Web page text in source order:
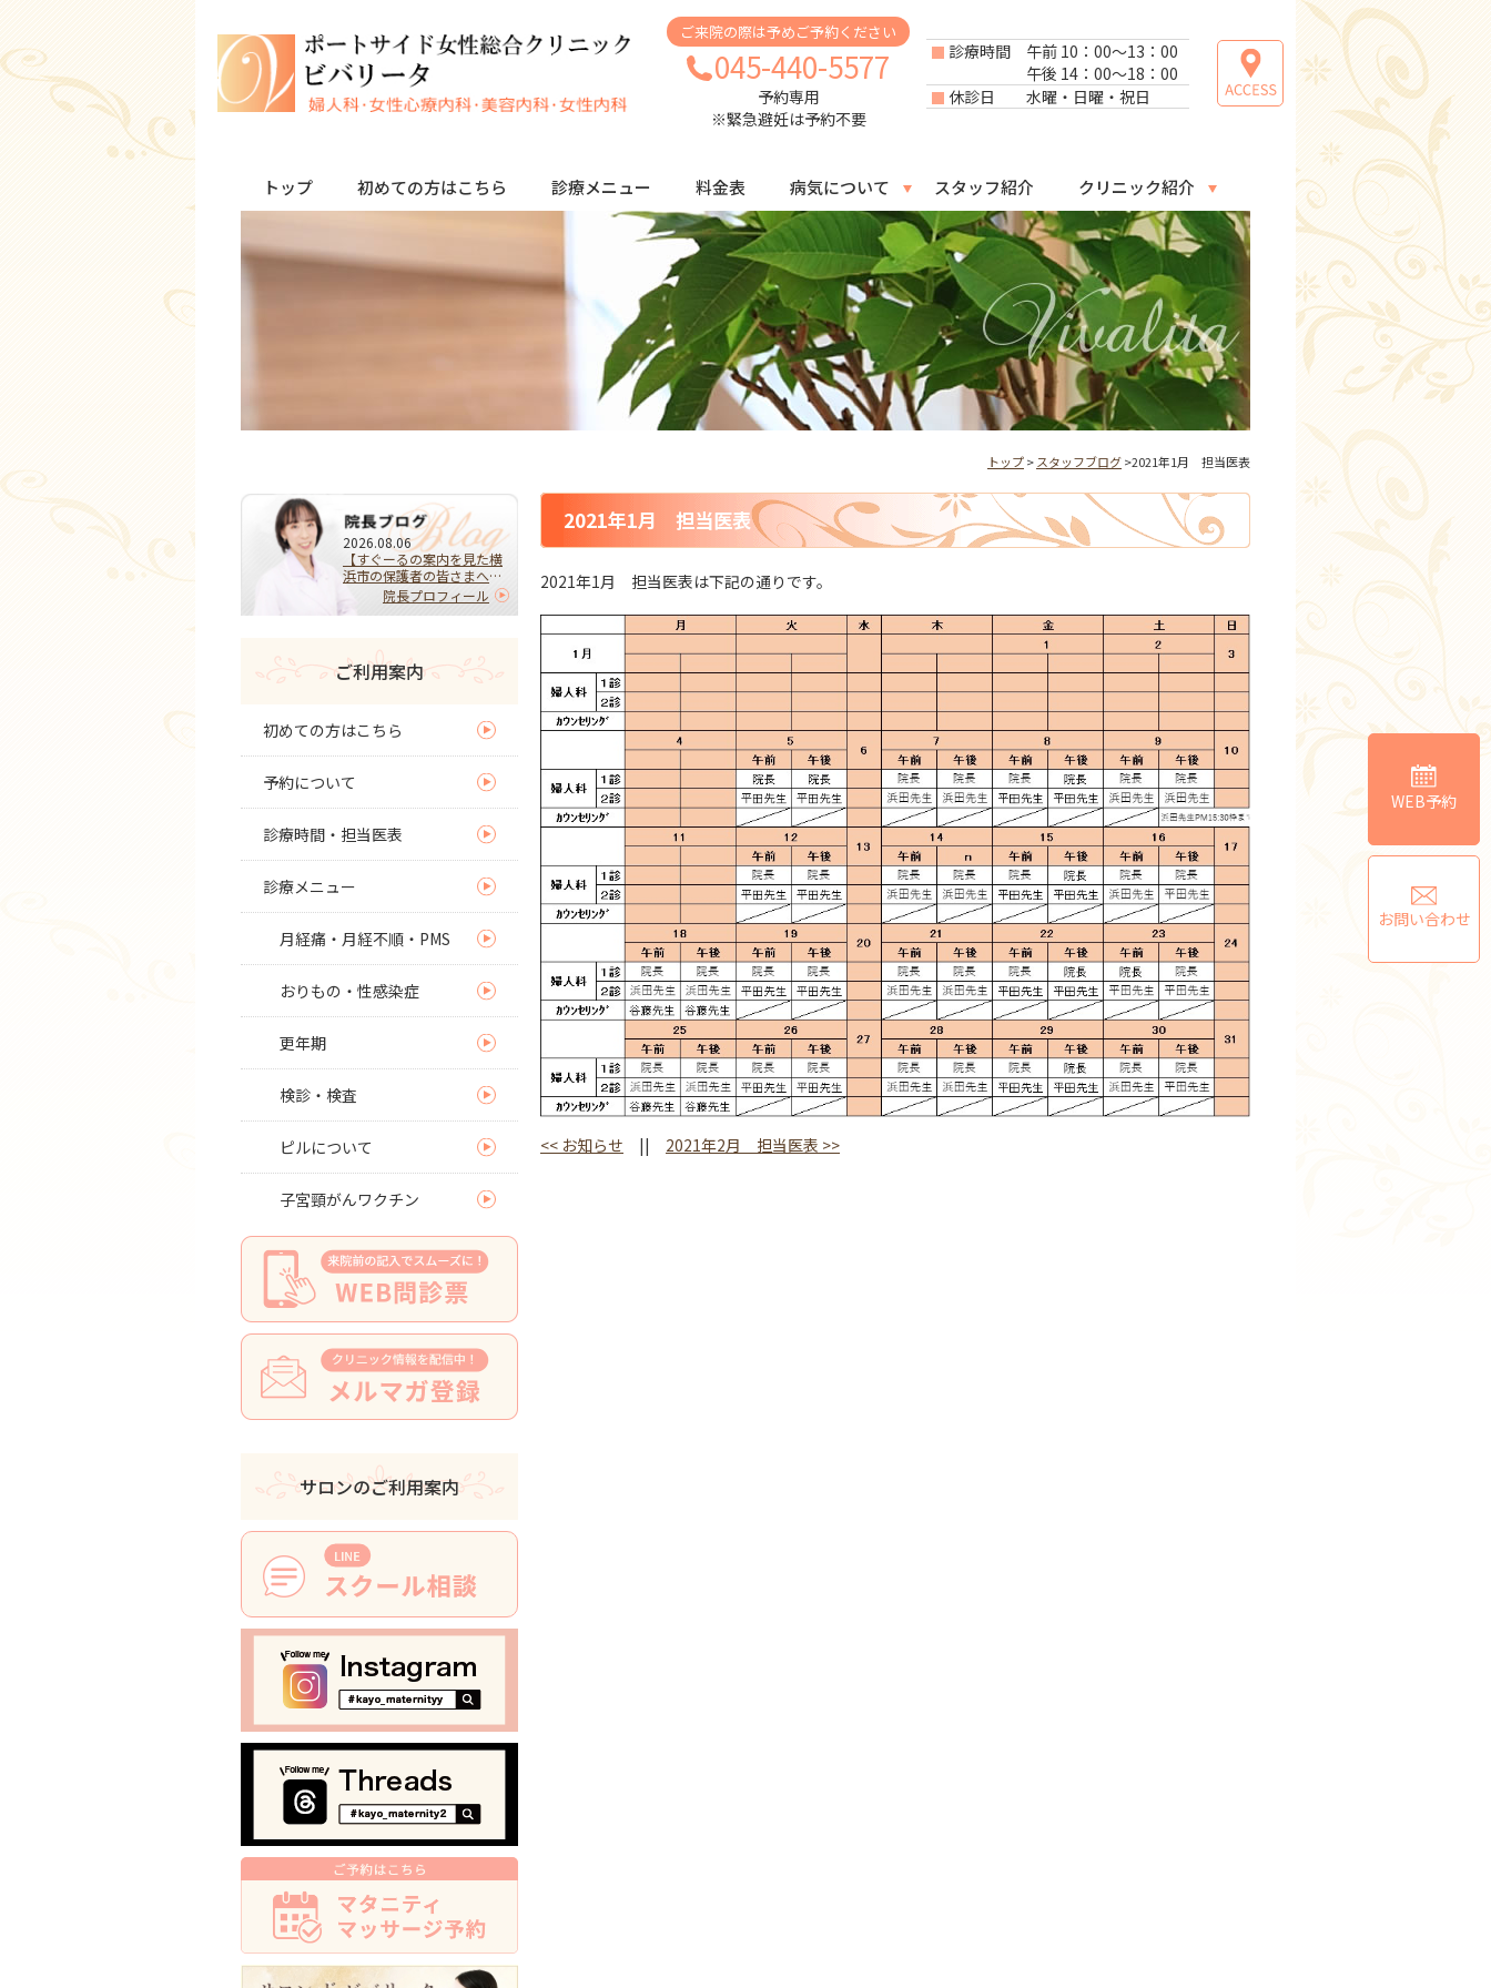
ご来院の際は予めご予約ください
045-440-5577
予約専用
※緊急避妊は予約不要
診療時間
午前 10：00～13：00
午後 14：00～18：00
休診日
水曜・日曜・祝日
トップ 初めての方はこちら 診療メニュー 料金表 病気について スタッフ紹介 クリニック紹介
トップ> スタッフブログ>2021年1月 担当医表
2021年1月 担当医表
2021年1月 担当医表は下記の通りです。
<< お知らせ || 2021年2月 担当医表 >>
2026.08.06
【すぐーるの案内を見た横
浜市の保護者の皆さまへ】
HPVワクチンを受けるべ
き？迷ったらまず相談を｜
院長プロフィール
ご利用案内
初めての方はこちら
予約について
診療時間・担当医表
診療メニュー
月経痛・月経不順・PMS
おりもの・性感染症
更年期
検診・検査
ピルについて
子宮頸がんワクチン
サロンのご利用案内
WEB予約
お問い合わせ